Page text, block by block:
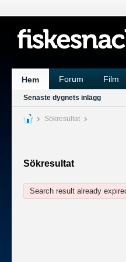
Hem Forum Film
Senaste dygnets inlägg
Sökresultat
Sökresultat
Search result already